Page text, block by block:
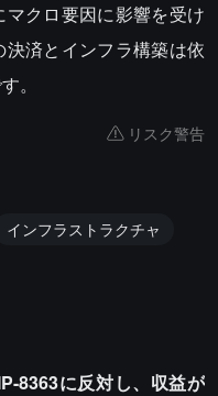
クロ要因に影響を受け
済とインフラ構築は依
。
リスク警告
インフラストラクチャ
8363に反対し、収益が